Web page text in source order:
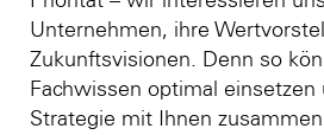
Unternehmen, ihre
Zukunftsvisionen. Denn so
Fachwissen optimal einsetzen
Strategie mit Ihnen